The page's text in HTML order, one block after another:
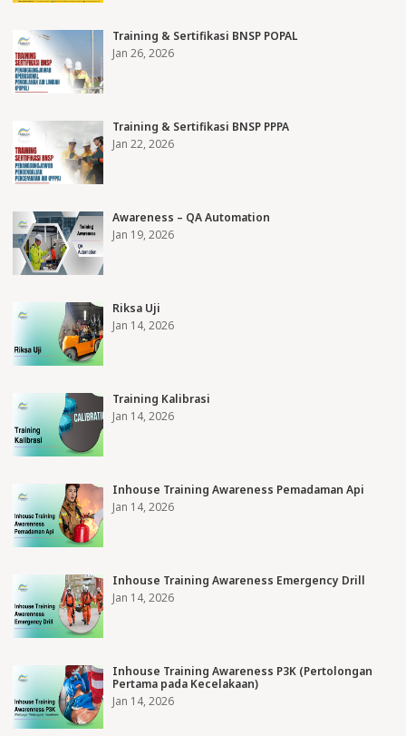
Training & Sertifikasi BNSP POPAL
Jan 26, 2026
Training & Sertifikasi BNSP PPPA
Jan 22, 2026
Awareness – QA Automation
Jan 19, 2026
Riksa Uji
Jan 14, 2026
Training Kalibrasi
Jan 14, 2026
Inhouse Training Awareness Pemadaman Api
Jan 14, 2026
Inhouse Training Awareness Emergency Drill
Jan 14, 2026
Inhouse Training Awareness P3K (Pertolongan
Pertama pada Kecelakaan)
Jan 14, 2026